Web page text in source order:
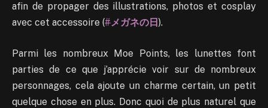
afin de propager des illustrations, photos et cosplay
avec cet accessoire (#メガネの日).
Parmi les nombreux Moe Points, les lunettes font
parties de ce que j’apprécie voir sur de nombreux
personnages, cela ajoute un charme certain, un petit
quelque chose en plus. Donc quoi de plus naturel que